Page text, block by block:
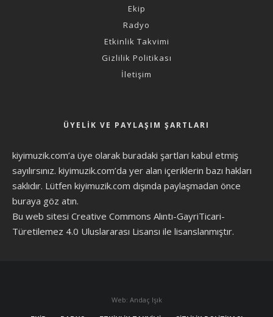
Ekip
Radyo
Etkinlik Takvimi
Gizlilik Politikası
İletişim
ÜYELIK VE PAYLAŞIM ŞARTLARI
kiyimuzik.com’a üye olarak buradaki şartları kabul etmiş
sayılırsınız. kiyimuzik.com’da yer alan içeriklerin bazı hakları
saklıdır. Lütfen kiyimuzik.com dışında paylaşmadan önce
buraya göz atın.
Bu web sitesi Creative Commons Alıntı-GayriTicari-
Türetilemez 4.0 Uluslararası Lisansı ile lisanslanmıştır.
Web: Andaç Işık